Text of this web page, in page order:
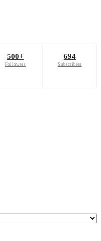
500+
Followers
694
Subscribers